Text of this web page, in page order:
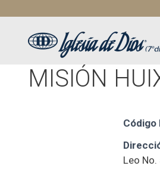
contenido
MISIÓN
Código
Leo